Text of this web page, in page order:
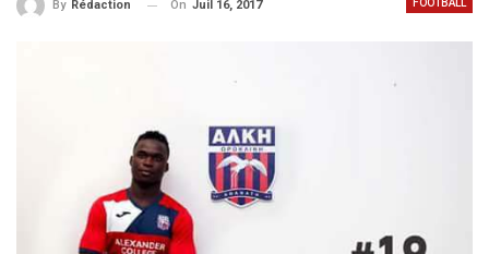
FOOTBALL
By Rédaction On Juil 16, 2017